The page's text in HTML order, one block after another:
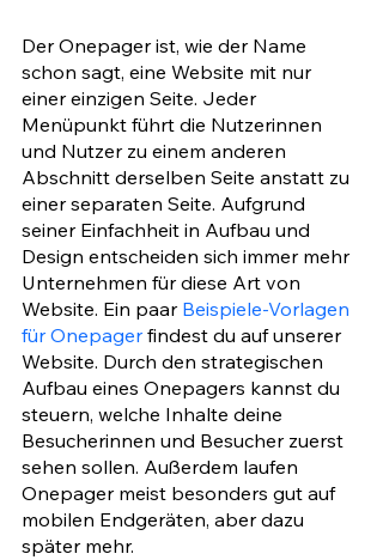
Der Onepager ist, wie der Name
schon sagt, eine Website mit nur
einer einzigen Seite. Jeder
Menüpunkt führt die Nutzerinnen
und Nutzer zu einem anderen
Abschnitt derselben Seite anstatt zu
einer separaten Seite. Aufgrund
seiner Einfachheit in Aufbau und
Design entscheiden sich immer mehr
Unternehmen für diese Art von
Website. Ein paar Beispiele-Vorlagen
für Onepager findest du auf unserer
Website. Durch den strategischen
Aufbau eines Onepagers kannst du
steuern, welche Inhalte deine
Besucherinnen und Besucher zuerst
sehen sollen. Außerdem laufen
Onepager meist besonders gut auf
mobilen Endgeräten, aber dazu
später mehr.